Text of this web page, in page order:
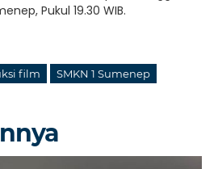
Pukul 19.30 WIB.
film SMKN 1 Sumenep